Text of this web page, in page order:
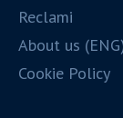
Reclami
About us
Cookie Policy